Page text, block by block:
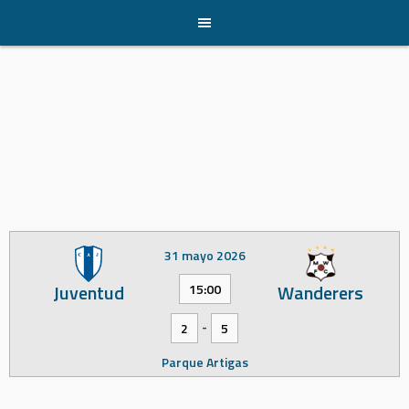
content
Juventud Wanderers
31 mayo 2026
15:00
2 -
5
Parque Artigas